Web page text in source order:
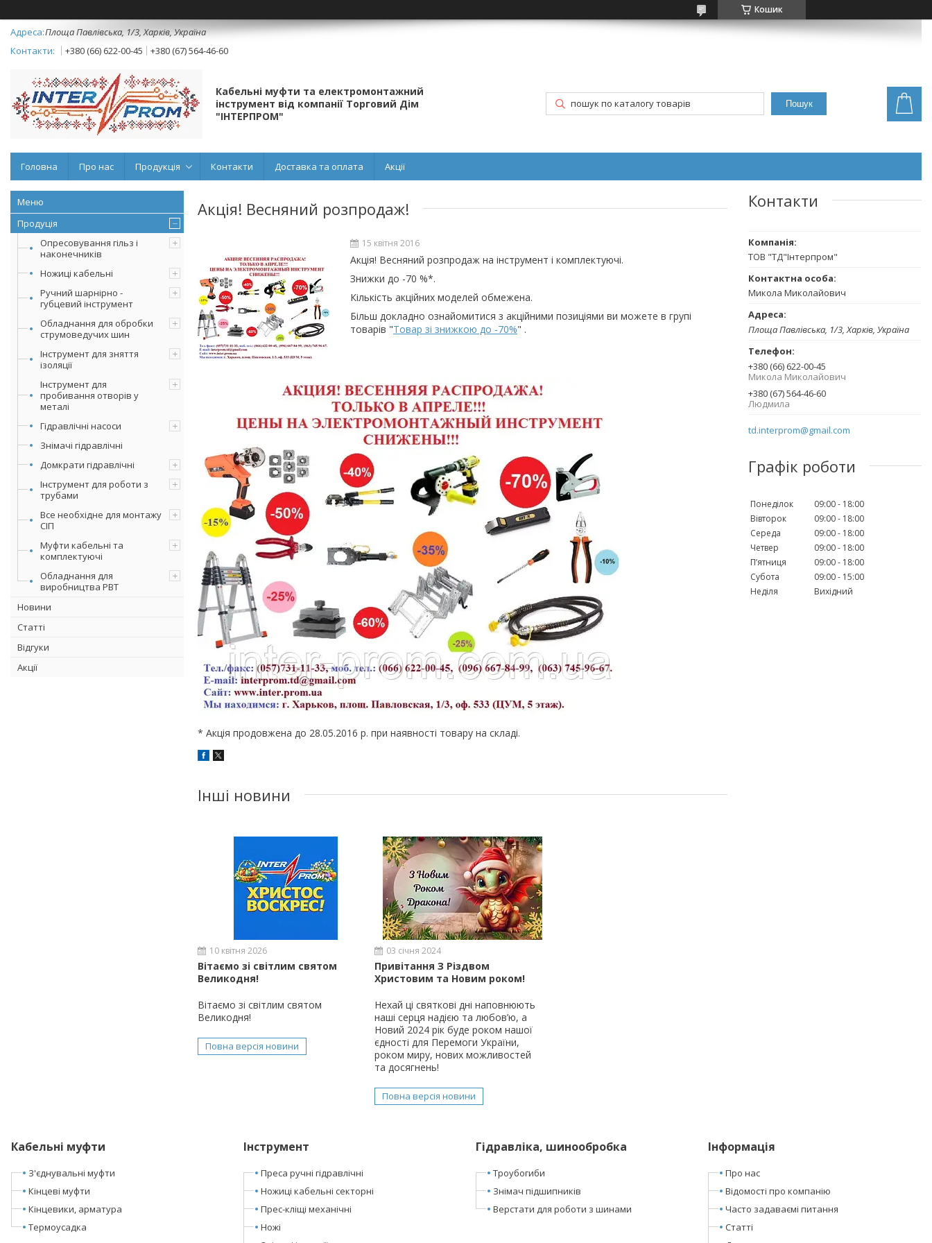
Кошик
Площа Павлівська, 1/3, Харків, Україна
+380 (66) 622-00-45
+380 (67) 564-46-60
Кабельні муфти та електромонтажний
інструмент від компанії Торговий Дім
"ІНТЕРПРОМ"
Пошук
Головна Про нас Продукція Контакти Доставка та оплата Акції
Продуція
Опресовування гільз і
наконечників
Ножиці кабельні
Ручний шарнірно -
губцевий інструмент
Обладнання для обробки
струмоведучих шин
Інструмент для зняття
ізоляції
Інструмент для
пробивання отворів у
металі
Гідравлічні насоси
Знімачі гідравлічні
Домкрати гідравлічні
Інструмент для роботи з
трубами
Все необхідне для монтажу
СІП
Муфти кабельні та
комплектуючі
Обладнання для
виробництва РВТ
Новини
Статті
Відгуки
Акції
Акція! Весняний розпродаж!
15 квітня 2016
Акція! Весняний розпродаж на інструмент і комплектуючі.
Знижки до -70 %*.
Кількість акційних моделей обмежена.
Більш докладно ознайомитися з акційними позиціями ви можете в групі
товарів "Товар зі знижкою до -70%" .
* Акція продовжена до 28.05.2016 р. при наявності товару на складі.
Інші новини
10 квітня 2026
Вітаємо зі світлим святом
Великодня!
Вітаємо зі світлим святом
Великодня!
Повна версія новини
03 січня 2024
Привітання З Різдвом
Христовим та Новим роком!
Нехай ці святкові дні наповнюють
наші серця надією та любов’ю, а
Новий 2024 рік буде роком нашої
єдності для Перемоги України,
роком миру, нових можливостей
та досягнень!
Повна версія новини
Контакти
ТОВ "ТД"Інтерпром"
Микола Миколайович
Площа Павлівська, 1/3, Харків, Україна
+380 (66) 622-00-45
Микола Миколайович
+380 (67) 564-46-60
Людмила
td.interprom@gmail.com
Графік роботи
Понеділок 09:00
18:00
Вівторок
09:00
18:00
Середа
09:00
18:00
Четвер
09:00
18:00
Пʼятниця
09:00
18:00
Субота
09:00
15:00
Неділя
Вихідний
Кабельні муфти
З'єднувальні муфти
Кінцеві муфти
Кінцевики, арматура
Термоусадка
Інструмент
Преса ручні гідравлічні
Ножиці кабельні секторні
Прес-кліщі механічні
Ножі
Гідравліка, шинообробка
Троубогиби
Знімач підшипників
Верстати для роботи з шинами
Інформація
Про нас
Відомості про компанію
Часто задаваємі питання
Статті